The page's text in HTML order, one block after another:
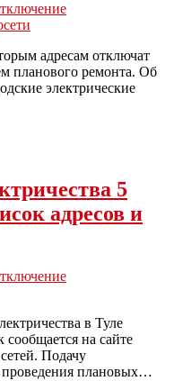
адресам отключат
планового ремонта. Об
электрические
5
адресов и
в Туле
сообщается на сайте
Подачу
проведения плановых…